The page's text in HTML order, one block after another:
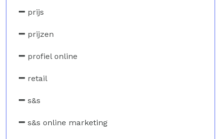
prijs
prijzen
profiel online
retail
s&s
s&s online marketing